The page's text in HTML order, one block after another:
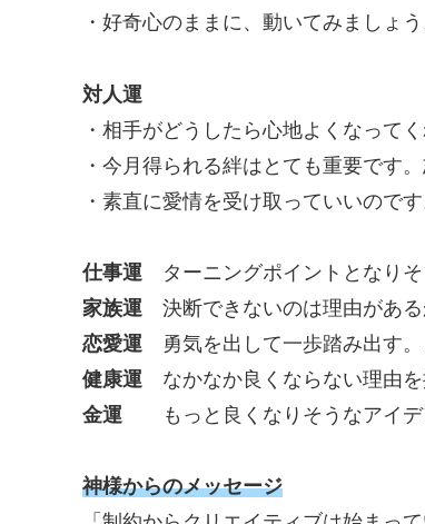
・好奇心のままに、動いてみましょ
対人運
・相手がどうしたら心地よくなって
・今月得られる絆はとても重要です
・素直に愛情を受け取っていいのです
仕事運 ターニングポイントとなりそ
家族運 決断できないのは理由がある
恋愛運 勇気を出して一歩踏み出す。
健康運 なかなか良くならない理由を
金運 もっと良くなりそうなアイデ
神様からのメッセージ